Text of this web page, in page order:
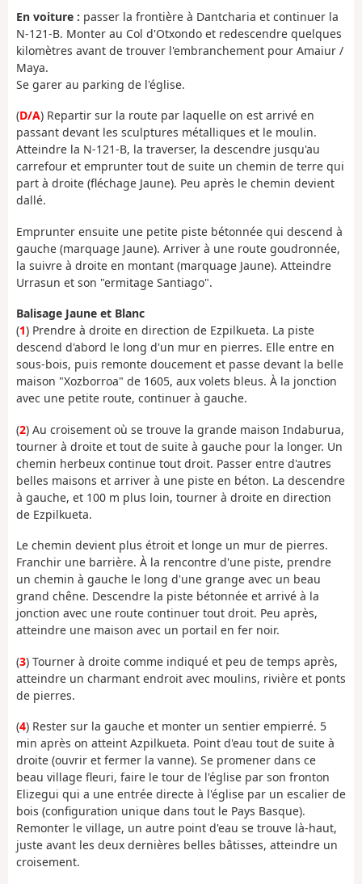
En voiture : passer la frontière à Dantcharia et continuer la
N-121-B. Monter au Col d'Otxondo et redescendre quelques
kilomètres avant de trouver l'embranchement pour Amaiur /
Maya.
Se garer au parking de l'église.
(D/A) Repartir sur la route par laquelle on est arrivé en
passant devant les sculptures métalliques et le moulin.
Atteindre la N-121-B, la traverser, la descendre jusqu'au
carrefour et emprunter tout de suite un chemin de terre qui
part à droite (fléchage Jaune). Peu après le chemin devient
dallé.
Emprunter ensuite une petite piste bétonnée qui descend à
gauche (marquage Jaune). Arriver à une route goudronnée,
la suivre à droite en montant (marquage Jaune). Atteindre
Urrasun et son "ermitage Santiago".
Balisage Jaune et Blanc
(1) Prendre à droite en direction de Ezpilkueta. La piste
descend d'abord le long d'un mur en pierres. Elle entre en
sous-bois, puis remonte doucement et passe devant la belle
maison "Xozborroa" de 1605, aux volets bleus. À la jonction
avec une petite route, continuer à gauche.
(2) Au croisement où se trouve la grande maison Indaburua,
tourner à droite et tout de suite à gauche pour la longer. Un
chemin herbeux continue tout droit. Passer entre d'autres
belles maisons et arriver à une piste en béton. La descendre
à gauche, et 100 m plus loin, tourner à droite en direction
de Ezpilkueta.
Le chemin devient plus étroit et longe un mur de pierres.
Franchir une barrière. À la rencontre d'une piste, prendre
un chemin à gauche le long d'une grange avec un beau
grand chêne. Descendre la piste bétonnée et arrivé à la
jonction avec une route continuer tout droit. Peu après,
atteindre une maison avec un portail en fer noir.
(3) Tourner à droite comme indiqué et peu de temps après,
atteindre un charmant endroit avec moulins, rivière et ponts
de pierres.
(4) Rester sur la gauche et monter un sentier empierré. 5
min après on atteint Azpilkueta. Point d'eau tout de suite à
droite (ouvrir et fermer la vanne). Se promener dans ce
beau village fleuri, faire le tour de l'église par son fronton
Elizegui qui a une entrée directe à l'église par un escalier de
bois (configuration unique dans tout le Pays Basque).
Remonter le village, un autre point d'eau se trouve là-haut,
juste avant les deux dernières belles bâtisses, atteindre un
croisement.